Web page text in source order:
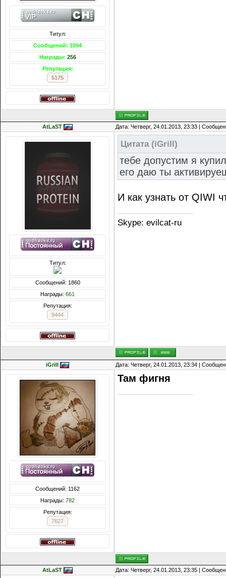
Титул:
Сообщений: 1094
Награды: 256
Репутация:
5175
AtLaST Дата: Четверг, 24.01.2013, 23:33 |
Титул:
Сообщений: 1860
Награды: 661
Репутация:
9444
Цитата(iGrill)
тебе допустим я
его даю ты
И как узнать от QIWI
Skype: evilcat-ru
iGrill Дата: Четверг, 24.01.2013, 23:34 |
Сообщений: 1162
Награды: 782
Репутация:
7627
Там фигня
AtLaST Дата: Четверг, 24.01.2013, 23:35 |